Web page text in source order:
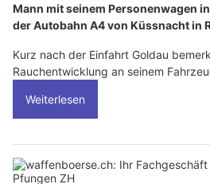
Mann mit seinem Personenwagen
der Autobahn A4 von Küssnacht in
Kurz nach der Einfahrt Goldau
Rauchentwicklung an seinem
Weiterlesen